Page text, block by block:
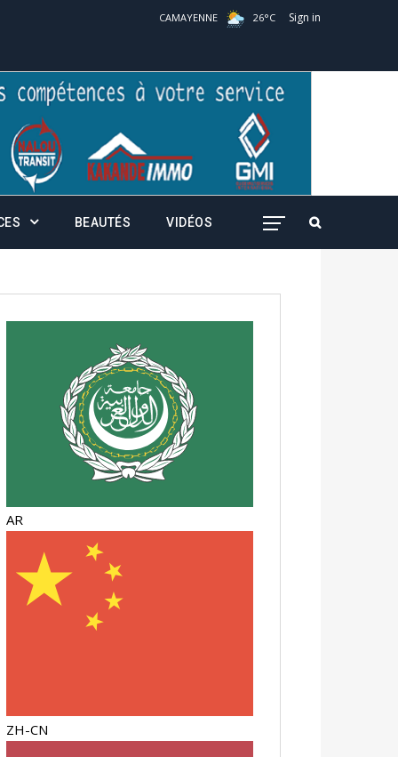
CAMAYENNE 26°C Sign in
BEAUTÉS VIDÉOS
AR
ZH-CN